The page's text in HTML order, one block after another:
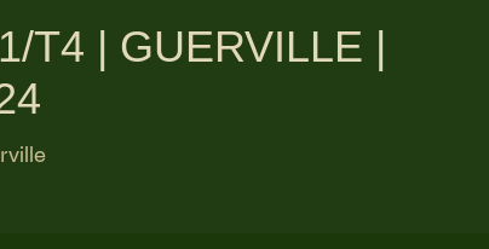
T4 | GUERVILLE |